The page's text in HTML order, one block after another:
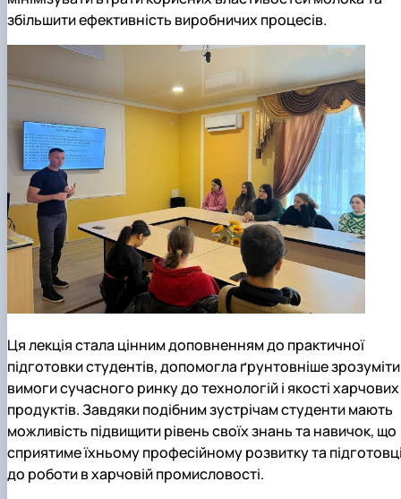
збільшити ефективність виробничих процесів.
Ця лекція стала цінним доповненням до практичної
підготовки студентів, допомогла ґрунтовніше зрозуміти
вимоги сучасного ринку до технологій і якості харчових
продуктів. Завдяки подібним зустрічам студенти мають
можливість підвищити рівень своїх знань та навичок, що
сприятиме їхньому професійному розвитку та
до роботи в харчовій промисловості.